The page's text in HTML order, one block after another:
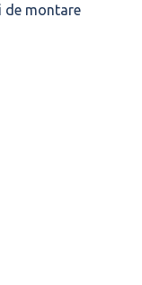
de montare